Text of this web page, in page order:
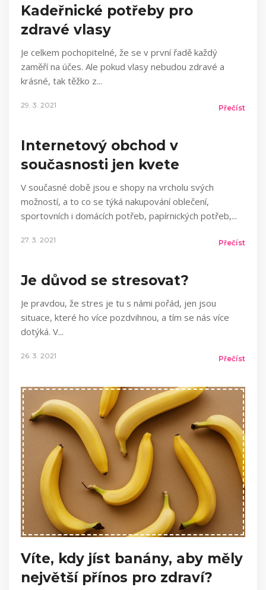
Kadeřnické potřeby pro
zdravé vlasy
Je celkem pochopitelné, že se v první řadě každý
zaměří na účes. Ale pokud vlasy nebudou zdravé a
krásné, tak těžko z
Přečíst
29. 3. 2021
Internetový obchod v
současnosti jen kvete
V současné době jsou e shopy na vrcholu svých
možností, a to co se týká nakupování oblečení,
sportovních i domácích potřeb, papírnických potřeb,
Přečíst
27. 3. 2021
Je důvod se stresovat?
Je pravdou, že stres je tu s námi pořád, jen jsou
situace, které ho více pozdvihnou, a tím se nás více
dotýká. V
Přečíst
26. 3. 2021
Víte, kdy jíst banány, aby měly
největší přínos pro zdraví?